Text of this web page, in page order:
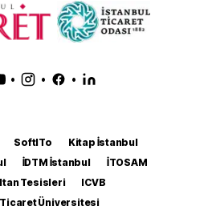
• • •
SoftITo
Kitap İstanbul
İDTM İstanbul
İTOSAM
Tesisleri
ICVB
Üniversitesi